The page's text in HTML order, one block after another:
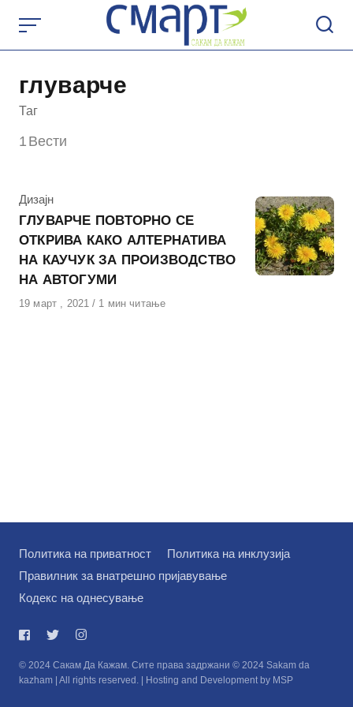
content
глуварче
Таг
1 Вести
КАтегорија
Дизајн
ГЛУВАРЧЕ ПОВТОРНО СЕ
ОТКРИВА КАКО АЛТЕРНАТИВА
НА КАУЧУК ЗА ПРОИЗВОДСТВО
НА АВТОГУМИ
Објавено
19 март , 2021 1 мин читање
Политика на приватност
Политика на инклузија
Правилник за внатрешно пријавување
Кодекс на однесување
© 2024 Сакам Да Кажам. Сите права задржани © 2024 Sakam da
kazham | All rights reserved. | Hosting and Development by MSP